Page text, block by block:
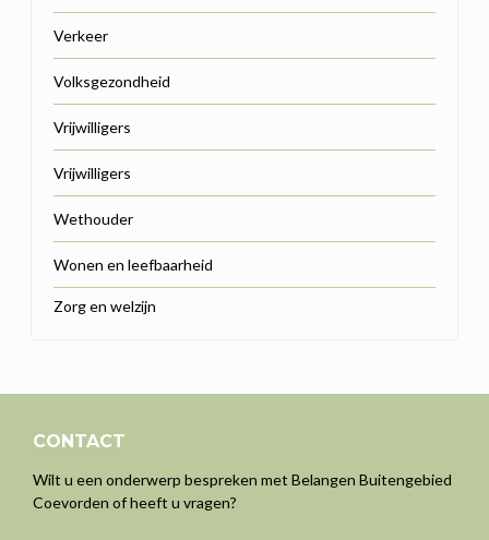
Verkeer
Volksgezondheid
Vrijwilligers
Vrijwilligers
Wethouder
Wonen en leefbaarheid
Zorg en welzijn
CONTACT
Wilt u een onderwerp bespreken met Belangen Buitengebied
Coevorden of heeft u vragen?